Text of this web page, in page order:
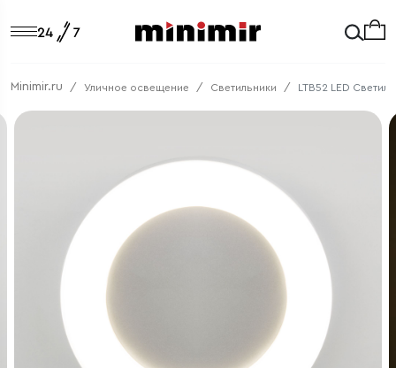
Minimir.ru Уличное освещение Светильники LTB52 LED